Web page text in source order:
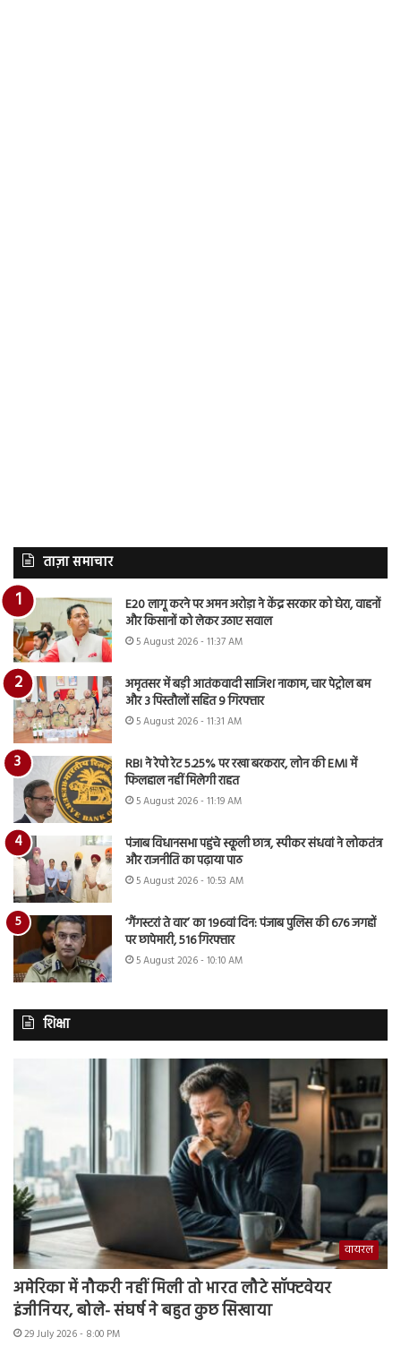
ताज़ा समाचार
E20 लागू करने पर अमन अरोड़ा ने केंद्र सरकार को घेरा, वाहनों
और किसानों को लेकर उठाए सवाल
5 August 2026 - 11:37 AM
अमृतसर में बड़ी आतंकवादी साजिश नाकाम, चार पेट्रोल बम
और 3 पिस्तौलों सहित 9 गिरफ्तार
5 August 2026 - 11:31 AM
RBI ने रेपो रेट 5.25% पर रखा बरकरार, लोन की EMI में
फिलहाल नहीं मिलेगी राहत
5 August 2026 - 11:19 AM
पंजाब विधानसभा पहुंचे स्कूली छात्र, स्पीकर संधवां ने लोकतंत्र
और राजनीति का पढ़ाया पाठ
5 August 2026 - 10:53 AM
‘गैंगस्टरां ते वार’ का 196वां दिन: पंजाब पुलिस की 676 जगहों
पर छापेमारी, 516 गिरफ्तार
5 August 2026 - 10:10 AM
शिक्षा
वायरल
अमेरिका में नौकरी नहीं मिली तो भारत लौटे सॉफ्टवेयर
इंजीनियर, बोले- संघर्ष ने बहुत कुछ सिखाया
29 July 2026 - 8:00 PM